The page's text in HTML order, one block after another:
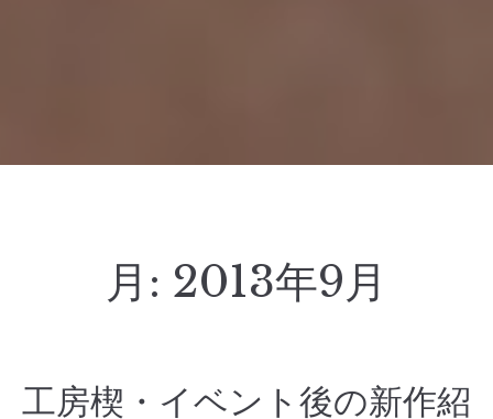
月: 2013年9月
工房楔・イベント後の新作紹